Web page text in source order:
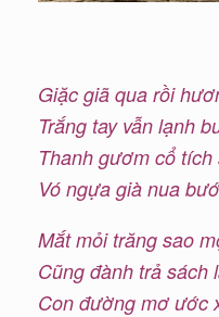
Giặc giã qua rồi
Trắng tay vẫn lạnh
Thanh gươm cổ
Vó ngựa già nua
Mắt mỏi trăng sao
Cũng đành trả sách
Con đường mơ ước